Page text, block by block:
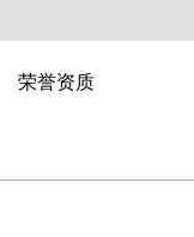
荣誉资质